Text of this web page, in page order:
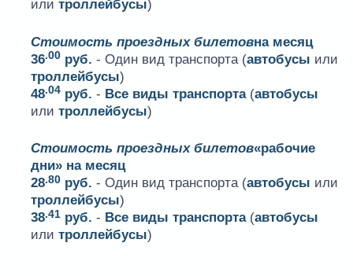
илитроллейбусы)
Стоимость проездных билетовна месяц
36.00 руб. - Один вид транспорта (автобусы или
троллейбусы)
48.04 руб. - Все виды транспорта(автобусы
илитроллейбусы)
Стоимость проездных билетов«рабочие
дни» на месяц
28.80 руб. - Один вид транспорта (автобусы или
троллейбусы)
38.41 руб. - Все виды транспорта(автобусы
илитроллейбусы)